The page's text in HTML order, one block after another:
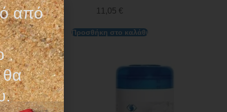
11,05 €
Προσθήκη στο καλάθι
από
θα